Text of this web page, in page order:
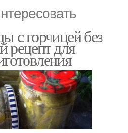
с горчицей без
рецепт для